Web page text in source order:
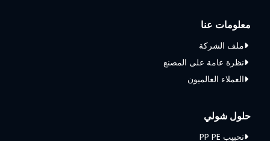
معلومات عنا
ملف الشركة
نظرة عامة على المصنع
العملاء العالميون
حلول شولي
تحبيب PP PE